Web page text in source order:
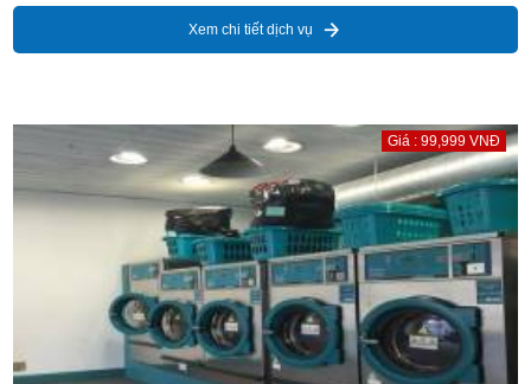
Xem chi tiết dịch vụ
Giá : 99,999 VNĐ